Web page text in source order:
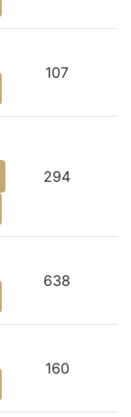
107
294
638
160